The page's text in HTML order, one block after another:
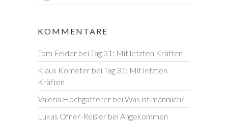
KOMMENTARE
Tom Felder beiTag 31: Mit letzten Kräften
Klaus Kometer beiTag 31: Mit letzten
Kräften
Valeria Hochgatterer beiWas ist männlich?
Lukas Ofner-Reßler beiAngekommen